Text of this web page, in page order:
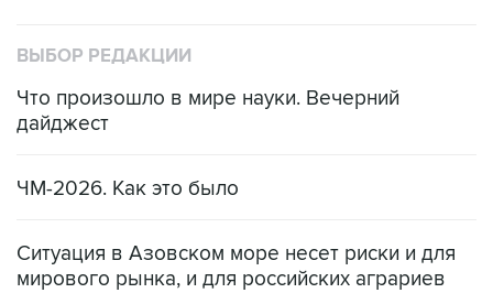
ВЫБОР РЕДАКЦИИ
Что произошло в мире науки. Вечерний
дайджест
ЧМ-2026. Как это было
Ситуация в Азовском море несет риски и для
мирового рынка, и для российских аграриев